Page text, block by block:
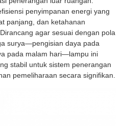
penyimpanan energi yang
panjang, dan ketahanan
agar sesuai dengan pola
surya—pengisian daya pada
pada malam hari—lampu ini
stabil untuk sistem penerangan
pemeliharaan secara signifikan.